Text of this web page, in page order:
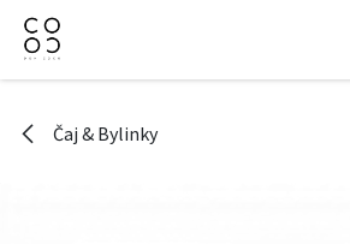
Přejít na obsah
Čaj & Bylinky